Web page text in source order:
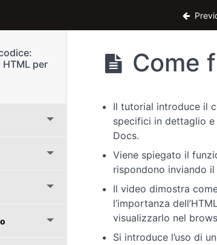
al codice: fondamenti di HTML
per
Come
Il tutorial introduce il
specifici in dettaglio
Docs.
Viene spiegato il
rispondono inviando
Il video dimostra
l’importanza
visualizzarlo nel
Si introduce l’uso di